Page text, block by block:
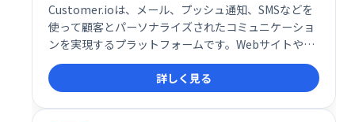
Customer.ioは、メール、プッシュ通知、SMSなどを
使って顧客とパーソナライズされたコミュニケーショ
ンを実現するプラットフォームです。Webサイトやア
プリと連携し、リアルタイムの行動データに基づいて
自動化されたメッセージ配信をトリガーします。顧客
エンゲージメントの向上とビジネス成長を促進しま
す。
詳しく見る